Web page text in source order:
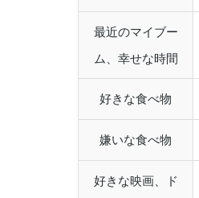
最近のマイブー
ム、幸せな時間
好きな食べ物
嫌いな食べ物
好きな映画、ド